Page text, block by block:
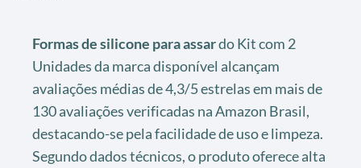
Formas de silicone para assardo Kit com 2
Unidades da marca disponível alcançam
avaliações médias de 4,3/5 estrelas em mais de
130 avaliações verificadas na Amazon Brasil,
destacando-se pela facilidade de uso e limpeza.
Segundo dados técnicos, o produto oferece alta